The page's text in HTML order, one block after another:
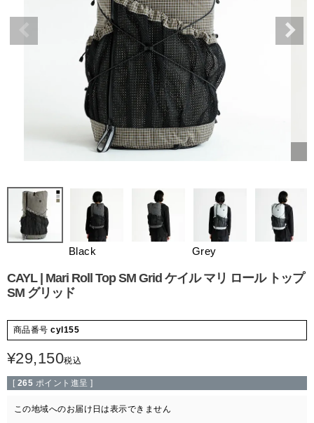
Black Grey
CAYL | Mari Roll Top SM Grid ケイル マリ ロール トップ
SM グリッド
商品番号 cyl155
¥29,150税込
[ 265 ポイント進呈 ]
この地域へのお届け日は表示できません